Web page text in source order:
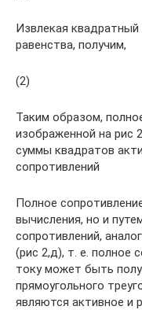
Извлекая квадратный
равенства, получим,
(2)
Таким образом,
изображенной на рис
суммы квадратов
сопротивлений
Полное
вычисления, но и
сопротивлений,
(рис 2,д), т. е. полное
току может быть
прямоугольного
являются активное и